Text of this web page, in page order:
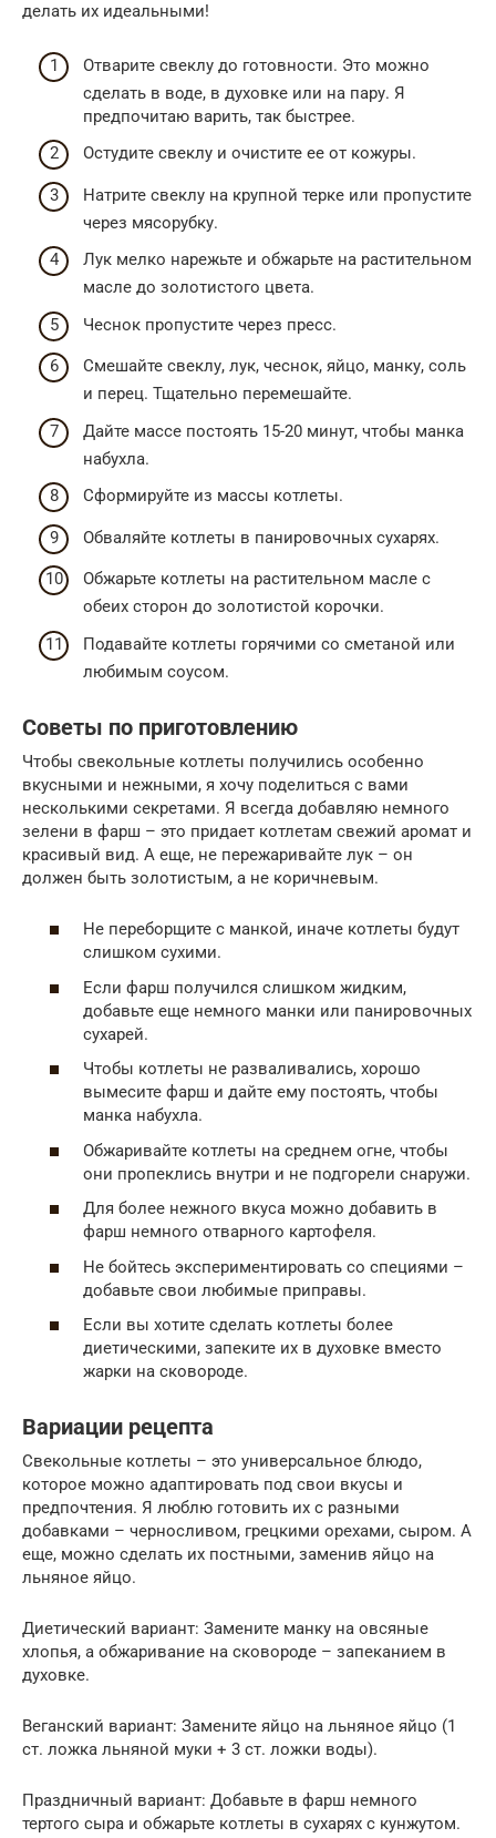
делать их идеальными!
Отварите свеклу до готовности. Это можно
сделать в воде, в духовке или на пару. Я
предпочитаю варить, так быстрее.
Остудите свеклу и очистите ее от кожуры.
Натрите свеклу на крупной терке или пропустите
через мясорубку.
Лук мелко нарежьте и обжарьте на растительном
масле до золотистого цвета.
Чеснок пропустите через пресс.
Смешайте свеклу, лук, чеснок, яйцо, манку, соль
и перец. Тщательно перемешайте.
Дайте массе постоять 15-20 минут, чтобы манка
набухла.
Сформируйте из массы котлеты.
Обваляйте котлеты в панировочных сухарях.
Обжарьте котлеты на растительном масле с
обеих сторон до золотистой корочки.
Подавайте котлеты горячими со сметаной или
любимым соусом.
Советы по приготовлению
Чтобы свекольные котлеты получились особенно
вкусными и нежными, я хочу поделиться с вами
несколькими секретами. Я всегда добавляю немного
зелени в фарш – это придает котлетам свежий аромат и
красивый вид. А еще, не пережаривайте лук – он
должен быть золотистым, а не коричневым.
Не переборщите с манкой, иначе котлеты будут
слишком сухими.
Если фарш получился слишком жидким,
добавьте еще немного манки или панировочных
сухарей.
Чтобы котлеты не разваливались, хорошо
вымесите фарш и дайте ему постоять, чтобы
манка набухла.
Обжаривайте котлеты на среднем огне, чтобы
они пропеклись внутри и не подгорели снаружи.
Для более нежного вкуса можно добавить в
фарш немного отварного картофеля.
Не бойтесь экспериментировать со специями –
добавьте свои любимые приправы.
Если вы хотите сделать котлеты более
диетическими, запеките их в духовке вместо
жарки на сковороде.
Вариации рецепта
Свекольные котлеты – это универсальное блюдо,
которое можно адаптировать под свои вкусы и
предпочтения. Я люблю готовить их с разными
добавками – черносливом, грецкими орехами, сыром. А
еще, можно сделать их постными, заменив яйцо на
льняное яйцо.
Диетический вариант: Замените манку на овсяные
хлопья, а обжаривание на сковороде – запеканием в
духовке.
Веганский вариант: Замените яйцо на льняное яйцо (1
ст. ложка льняной муки + 3 ст. ложки воды).
Праздничный вариант: Добавьте в фарш немного
тертого сыра и обжарьте котлеты в сухарях с кунжутом.